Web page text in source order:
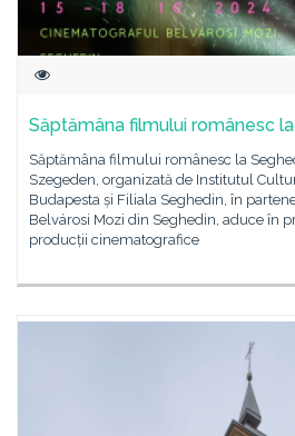
Săptămâna filmului românesc
Săptămâna filmului românesc la
Szegeden, organizată de Institutul
Budapesta și Filiala Seghedin, în
Belvárosi Mozi din Seghedin, aduce în
producții cinematografice